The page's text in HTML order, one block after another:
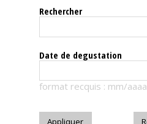
Le
magazine
Télécharger
Rechercher
Date de degustation
format recquis : mm/aaaa